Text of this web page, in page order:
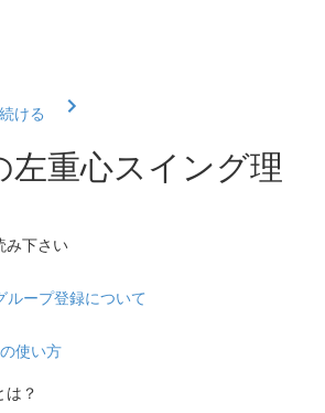
ける
左重心スイング理
み下さい
ループ登録について
使い方
は？